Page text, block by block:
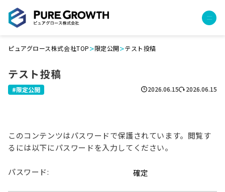
経営コンサルティング
PGハウス（住宅フランチャイズ）
成功報酬型コストダウン
成長ビルダー視察会・勉強会
ピュアグロース株式会社TOP>限定公開>テスト投稿
テスト投稿
2026.06.15 2026.06.15
限定公開
このコンテンツはパスワードで保護されています。閲覧す
るには以下にパスワードを入力してください。
パスワード: